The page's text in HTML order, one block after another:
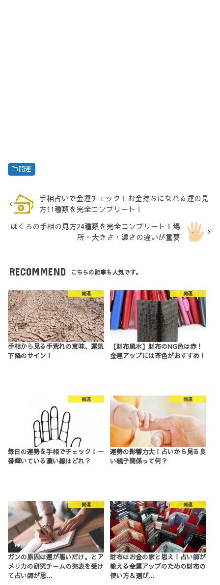
開運
手相占いで金運チェック！お金持ちになれる運の見
方11種類を完全コンプリート！
ほくろの手相の見方24種類を完全コンプリート！場
所・大きさ・濃さの違いが重要
RECOMMEND こちらの記事も人気です。
開運
手相から見る手荒れの意味、運気
下降のサイン！
開運
【財布風水】財布のNG色は赤！
金運アップには茶色がおすすめ！
開運
毎日の運勢を手相でチェック！一
番輝いている濃い線はどれ？
開運
運勢の影響力大！占いから見る良
い親子関係って何？
開運
ガンの原因は運が悪いだけ。とア
メリカの研究チームの発表を受け
て占い師が思…
開運
財布はお金の家と思え！占い師が
教える金運アップのための財布の
使い方＆選び…